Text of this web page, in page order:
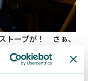
トーブが！ さぁ、